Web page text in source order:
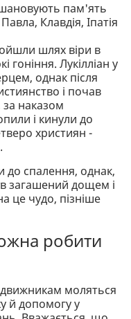
пам'ять
Клавдія, Іпатія
шлях віри в
Лукілліан у
однак після
і почав
за наказом
і кинули до
християн -
до спалення, однак,
загашений дощем і
це чудо, пізніше
робити
моляться
й допомогу у